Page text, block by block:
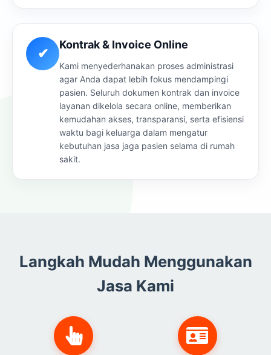
✔
Kontrak & Invoice Online
Kami menyederhanakan proses administrasi
agar Anda dapat lebih fokus mendampingi
pasien. Seluruh dokumen kontrak dan invoice
layanan dikelola secara online, memberikan
kemudahan akses, transparansi, serta efisiensi
waktu bagi keluarga dalam mengatur
kebutuhan jasa jaga pasien selama di rumah
sakit.
Langkah Mudah Menggunakan
Jasa Kami